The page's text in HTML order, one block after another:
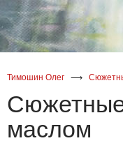
акварель
масло
акварель
масло
акварель
масло
Статья Галины
художнике Олеге
Тимошин Олег ⟶
маслом